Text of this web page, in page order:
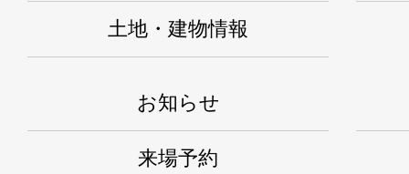
土地・建物情報
お知らせ
来場予約